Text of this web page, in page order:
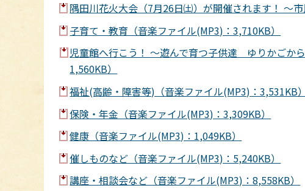
隅田川花火大会（7月26日㈯）が開催されます！ ～
子育て・教育（音楽ファイル(MP3)：3,710KB）
児童館へ行こう！ ～遊んで育つ子供達 ゆりかごか
1,560KB）
福祉(高齢・障害等)（音楽ファイル(MP3)：3,531KB）
保険・年金（音楽ファイル(MP3)：3,309KB）
健康（音楽ファイル(MP3)：1,049KB）
催しものなど（音楽ファイル(MP3)：5,240KB）
講座・相談会など（音楽ファイル(MP3)：8,558KB）